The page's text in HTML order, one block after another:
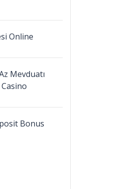
Online
Mevduatı
Bonus